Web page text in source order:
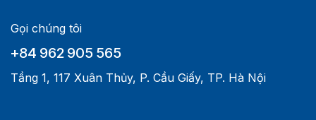
Gọi chúng tôi
+84 962 905 565
Tầng 1, 117 Xuân Thủy, P. Cầu Giấy, TP. Hà Nội